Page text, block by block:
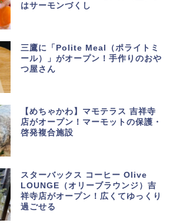
はサーモンづくし
三鷹に「Polite Meal（ポライトミ
ール）」がオープン！手作りのおや
つ屋さん
【めちゃかわ】マモテラス 吉祥寺
店がオープン！マーモットの保護・
啓発複合施設
スターバックス コーヒー Olive
LOUNGE（オリーブラウンジ）吉
祥寺店がオープン！広くてゆっくり
過ごせる